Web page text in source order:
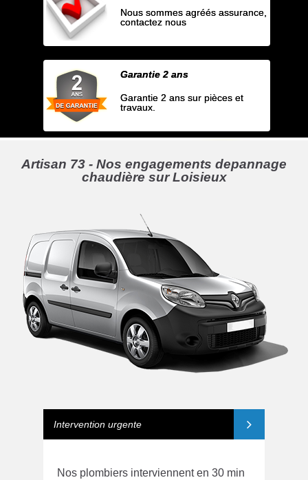
Nous sommes agréés assurance,
contactez nous
Garantie 2 ans
Garantie 2 ans sur pièces et
travaux.
Artisan 73 - Nos engagements depannage
chaudière sur Loisieux
Intervention urgente
Nos plombiers interviennent en 30 min